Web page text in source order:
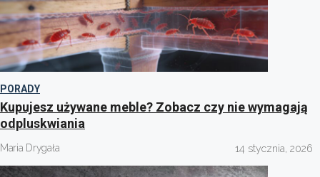
PORADY
Kupujesz używane meble? Zobacz czy nie wymagają
odpluskwiania
Maria Drygała 14 stycznia, 2026